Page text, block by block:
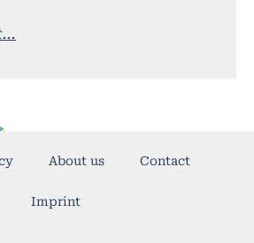
About us Contact
Imprint